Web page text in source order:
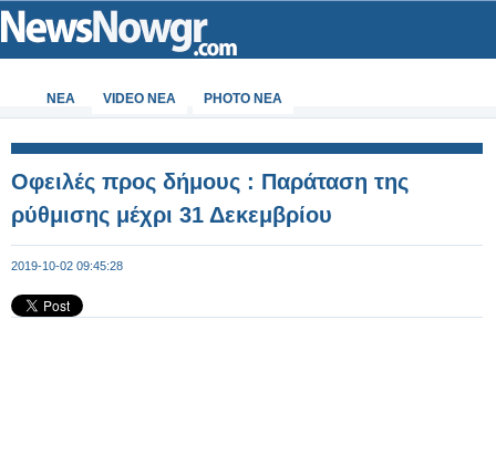
ΝΕΑ VIDEO NEA PHOTO NEA
Οφειλές προς δήμους : Παράταση της
ρύθμισης μέχρι 31 Δεκεμβρίου
2019-10-02 09:45:28